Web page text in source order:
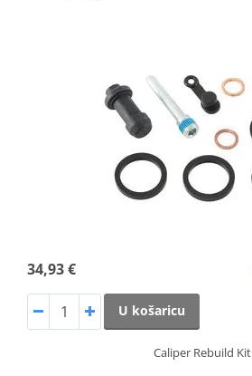
34,93 €
U košaricu
Caliper Rebuild Kit